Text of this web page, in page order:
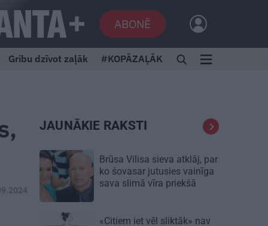
ABONĒ
Gribu dzīvot zaļāk #KOPĀZAĻĀK
JAUNĀKIE RAKSTI
Brūsa Vilisa sieva atklāj, par
ko šovasar jutusies vainīga
sava slimā vīra priekšā
«Citiem iet vēl sliktāk» nav